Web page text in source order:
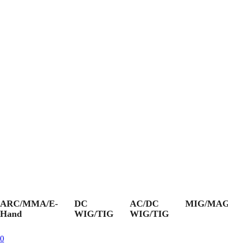
ARC/MMA/E-
Hand
DC
WIG/TIG
AC/DC
WIG/TIG
MIG/
0